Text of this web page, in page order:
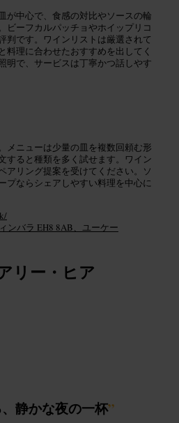
が中心で、食感の対比やソースの輪
ビーフカルパッチョやホイップリコ
判です。ワインリストは厳選されて
料理に合わせたおすすめを出してく
明で、サービスは丁寧かつ話しやす
メニューは少量の皿を複数回頼む形
すると種類を多く試せます。ワイン
アリング提案を受けてください。ソ
プならシェアしやすい料理を中心に
ンバラ EH8 8AB、ユーケー
リー・ヒア
静かな夜の一杯”